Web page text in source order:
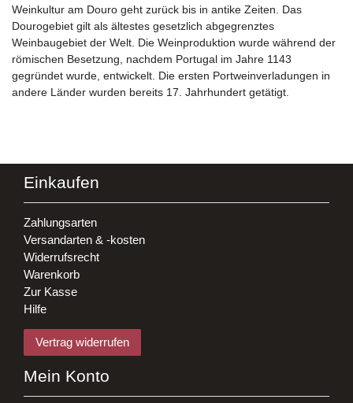
Weinkultur am Douro geht zurück bis in antike Zeiten. Das
Dourogebiet gilt als ältestes gesetzlich abgegrenztes
Weinbaugebiet der Welt. Die Weinproduktion wurde während der
römischen Besetzung, nachdem Portugal im Jahre 1143
gegründet wurde, entwickelt. Die ersten Portweinverladungen in
andere Länder wurden bereits 17. Jahrhundert getätigt.
Einkaufen
Zahlungsarten
Versandarten & -kosten
Widerrufsrecht
Warenkorb
Zur Kasse
Hilfe
Vertrag widerrufen
Mein Konto